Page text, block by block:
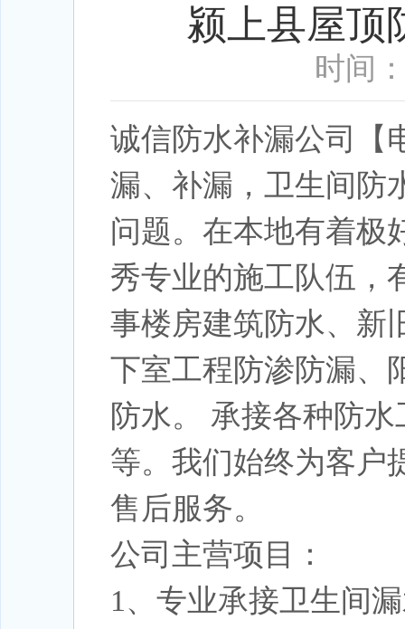
颍上县屋顶
时间
诚信防水补漏公司【
漏、补漏，卫生间防
问题。在本地有着极
秀专业的施工队伍，
事楼房建筑防水、新
下室工程防渗防漏、
防水。 承接各种防
等。我们始终为客户
售后服务。
公司主营项目：
1、专业承接卫生间